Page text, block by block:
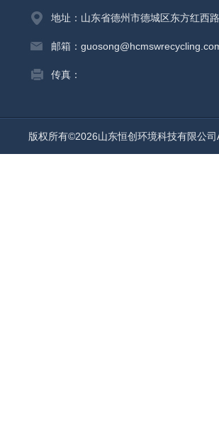
地址：山东省德州市德城区东方红西
邮箱：
传真：
版权所有©2026山东恒创环境科技有限公